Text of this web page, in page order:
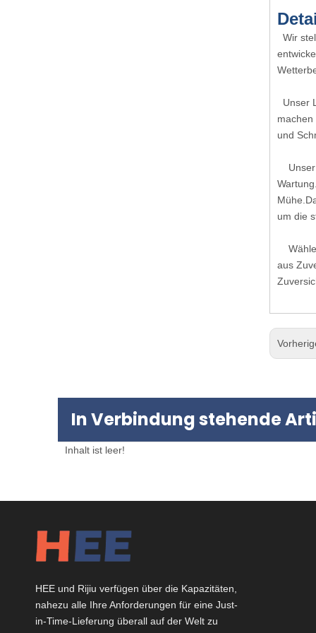
Wir
Unser
und
Unser
um die
aus
In Verbindung stehende
Inhalt ist leer!
HEE und Rijiu verfügen über die Kapazitäten,
nahezu alle Ihre Anforderungen für eine Just-
in-Time-Lieferung überall auf der Welt zu